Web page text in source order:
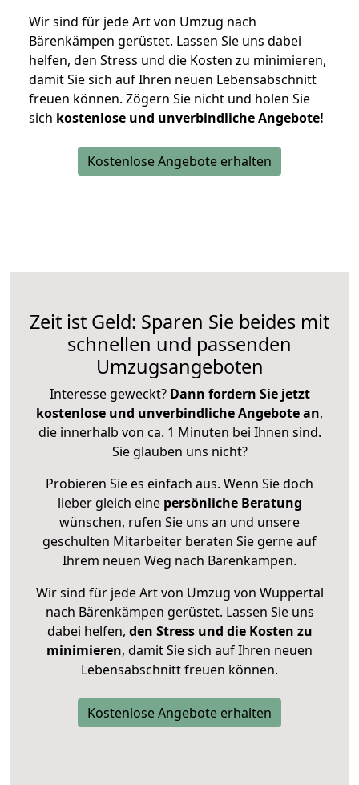
Wir sind für jede Art von Umzug nach
Bärenkämpen gerüstet. Lassen Sie uns dabei
helfen, den Stress und die Kosten zu minimieren,
damit Sie sich auf Ihren neuen Lebensabschnitt
freuen können. Zögern Sie nicht und holen Sie
sich kostenlose und unverbindliche Angebote!
Kostenlose Angebote erhalten
Zeit ist Geld: Sparen Sie beides mit
schnellen und passenden
Umzugsangeboten
Interesse geweckt? Dann fordern Sie jetzt
kostenlose und unverbindliche Angebote an,
die innerhalb von ca. 1 Minuten bei Ihnen sind.
Sie glauben uns nicht?
Probieren Sie es einfach aus. Wenn Sie doch
lieber gleich eine persönliche Beratung
wünschen, rufen Sie uns an und unsere
geschulten Mitarbeiter beraten Sie gerne auf
Ihrem neuen Weg nach Bärenkämpen.
Wir sind für jede Art von Umzug von Wuppertal
nach Bärenkämpen gerüstet. Lassen Sie uns
dabei helfen, den Stress und die Kosten zu
minimieren, damit Sie sich auf Ihren neuen
Lebensabschnitt freuen können.
Kostenlose Angebote erhalten